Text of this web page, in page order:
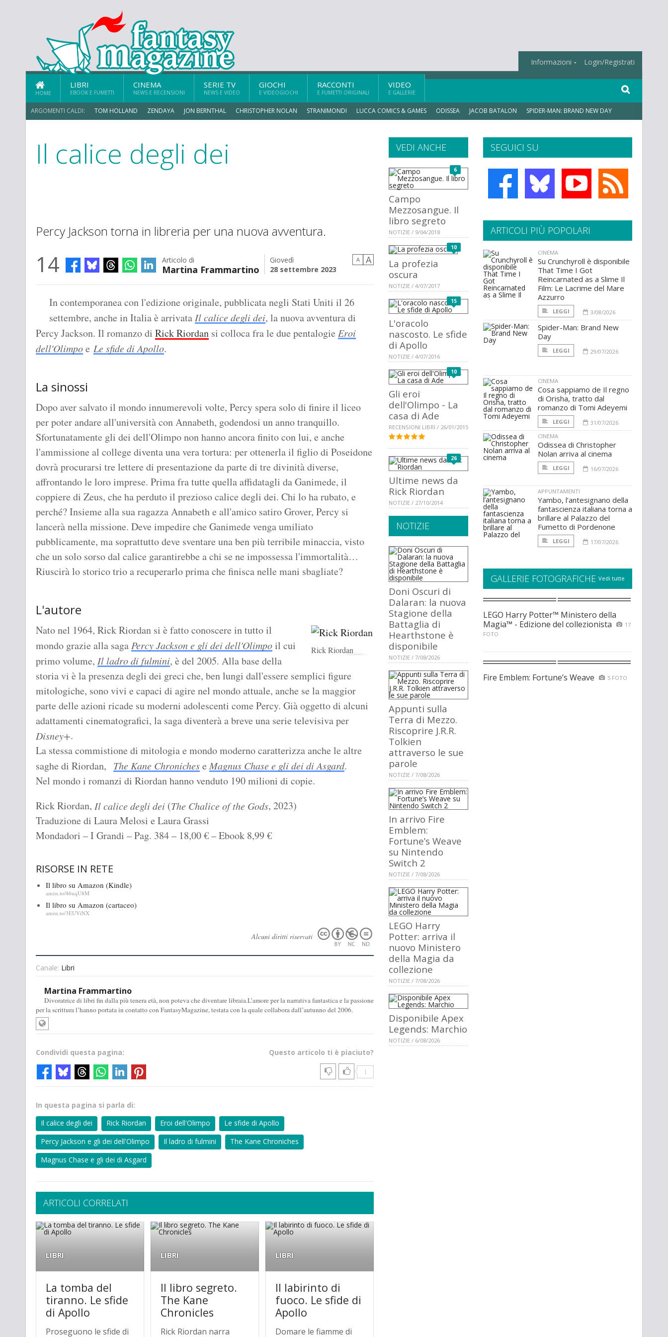
Informazioni Login/Registrati
HOME
LIBRI
EBOOK E FUMETTI
CINEMA
NEWS E RECENSIONI
SERIE TV
NEWS E VIDEO
GIOCHI
E VIDEOGIOCHI
RACCONTI
E FUMETTI ORIGINALI
VIDEO
E GALLERIE
ARGOMENTI CALDI: TOM HOLLAND ZENDAYA JON BERNTHAL CHRISTOPHER NOLAN STRANIMONDI LUCCA COMICS & GAMES ODISSEA JACOB BATALON SPIDER-MAN: BRAND NEW DAY
MICHAEL MANDO
Il calice degli dei
Percy Jackson torna in libreria per una nuova avventura.
14 Articolo di
Martina Frammartino
Giovedì
28 settembre 2023
A A
In contemporanea con l'edizione originale, pubblicata negli Stati Uniti il 26
settembre, anche in Italia è arrivataIl calice degli dei, la nuova avventura di
Percy Jackson. Il romanzo di Rick Riordan si colloca fra le due pentalogie Eroi
dell'Olimpoe Le sfide di Apollo.
La sinossi
Dopo aver salvato il mondo innumerevoli volte, Percy spera solo di finire il liceo
per poter andare all'università con Annabeth, godendosi un anno tranquillo.
Sfortunatamente gli dei dell'Olimpo non hanno ancora finito con lui, e anche
l'ammissione al college diventa una vera tortura: per ottenerla il figlio di Poseidone
dovrà procurarsi tre lettere di presentazione da parte di tre divinità diverse,
affrontando le loro imprese. Prima fra tutte quella affidatagli da Ganimede, il
coppiere di Zeus, che ha perduto il prezioso calice degli dei. Chi lo ha rubato, e
perché? Insieme alla sua ragazza Annabeth e all'amico satiro Grover, Percy si
lancerà nella missione. Deve impedire che Ganimede venga umiliato
pubblicamente, ma soprattutto deve sventare una ben più terribile minaccia, visto
che un solo sorso dal calice garantirebbe a chi se ne impossessa l'immortalità…
Riuscirà lo storico trio a recuperarlo prima che finisca nelle mani sbagliate?
L'autore
Rick Riordan
Nato nel 1964, Rick Riordan si è fatto conoscere in tutto il
mondo grazie alla sagaPercy Jackson e gli dei dell'Olimpoil cui
primo volume, Il ladro di fulmini, è del 2005. Alla base della
storia vi è la presenza degli dei greci che, ben lungi dall'essere semplici figure
mitologiche, sono vivi e capaci di agire nel mondo attuale, anche se la maggior
parte delle azioni ricade su moderni adolescenti come Percy. Già oggetto di alcuni
adattamenti cinematografici, la saga diventerà a breve una serie televisiva per
Disney+.
La stessa commistione di mitologia e mondo moderno caratterizza anche le altre
saghe di Riordan, The Kane Chronichese Magnus Chase e gli dei di Asgard.
Nel mondo i romanzi di Riordan hanno venduto 190 milioni di copie.
Rick Riordan, Il calice degli dei (The Chalice of the Gods, 2023)
Traduzione di Laura Melosi e Laura Grassi
Mondadori – I Grandi – Pag. 384 – 18,00 € – Ebook 8,99 €
RISORSE IN RETE
Il libro su Amazon (Kindle)
amzn.to/46uqU8M
Il libro su Amazon (cartaceo)
amzn.to/3EUViNX
Alcuni diritti riservati
Canale: Libri
Martina Frammartino
Divoratrice di libri fin dalla più tenera età, non poteva che diventare libraia.L’amore per la narrativa fantastica e la passione
per la scrittura l’hanno portata in contatto con FantasyMagazine, testata con la quale collabora dall’autunno del 2006.
Questo articolo ti è piaciuto?
1
Condividi questa pagina:
In questa pagina si parla di:
Il calice degli dei
Rick Riordan Eroi dell'Olimpo
Le sfide di Apollo
Percy Jackson e gli dei dell'Olimpo
Il ladro di fulmini
The Kane Chroniches
Magnus Chase e gli dei di Asgard
ARTICOLI CORRELATI
LIBRI
La tomba del
tiranno. Le sfide
di Apollo
Proseguono le sfide di
LIBRI
Il libro segreto.
The Kane
Chronicles
Rick Riordan narra
LIBRI
Il labirinto di
fuoco. Le sfide di
Apollo
Domare le fiamme di
SEGUICI SU
VEDI ANCHE
6
Campo
Mezzosangue. Il
libro segreto
NOTIZIE / 9/04/2018
10
La profezia
oscura
NOTIZIE / 4/07/2017
15
L'oracolo
nascosto. Le sfide
di Apollo
NOTIZIE / 4/07/2016
10
Gli eroi
dell'Olimpo - La
casa di Ade
RECENSIONI LIBRI / 26/01/2015
26
Ultime news da
Rick Riordan
NOTIZIE / 27/10/2014
NOTIZIE
Doni Oscuri di
Dalaran: la nuova
Stagione della
Battaglia di
Hearthstone è
disponibile
NOTIZIE / 7/08/2026
Appunti sulla
Terra di Mezzo.
Riscoprire J.R.R.
Tolkien
attraverso le sue
parole
NOTIZIE / 7/08/2026
In arrivo Fire
Emblem:
Fortune’s Weave
su Nintendo
Switch 2
NOTIZIE / 7/08/2026
LEGO Harry
Potter: arriva il
nuovo Ministero
della Magia da
collezione
NOTIZIE / 7/08/2026
Disponibile Apex
Legends: Marchio
NOTIZIE / 6/08/2026
ARTICOLI PIÙ POPOLARI
CINEMA
Su Crunchyroll è disponibile
That Time I Got
Reincarnated as a Slime Il
Film: Le Lacrime del Mare
Azzurro
LEGGI 3/08/2026
Spider-Man: Brand New
Day
LEGGI 29/07/2026
CINEMA
Cosa sappiamo de Il regno
di Orisha, tratto dal
romanzo di Tomi Adeyemi
LEGGI
31/07/2026
CINEMA
Odissea di Christopher
Nolan arriva al cinema
LEGGI 16/07/2026
APPUNTAMENTI
Yambo, l’antesignano della
fantascienza italiana torna a
brillare al Palazzo del
Fumetto di Pordenone
LEGGI 17/07/2026
GALLERIE FOTOGRAFICHE Vedi tutte
LEGO Harry Potter™ Ministero della
Magia™ - Edizione del collezionista
17
FOTO
Fire Emblem: Fortune’s Weave 5 FOTO